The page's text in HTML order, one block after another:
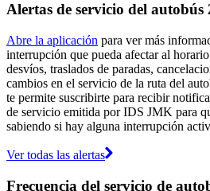
Alertas de servicio del
Abre la aplicación para ver más
interrupción que pueda afectar al
desvíos, traslados de paradas,
cambios en el servicio de la ruta del
te permite suscribirte para recibir
de servicio emitida por IDS JMK para
sabiendo si hay alguna interrupción
Ver todas las alertas
Frecuencia del servicio de